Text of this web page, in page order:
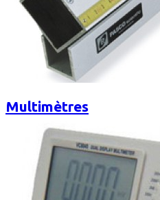
Multimètres